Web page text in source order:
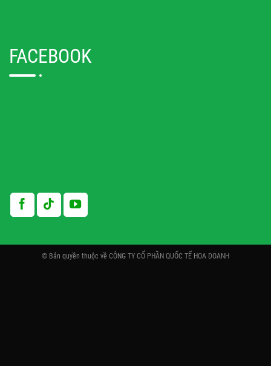
FACEBOOK
© Bản quyền thuộc về CÔNG TY CỔ PHẦN QUỐC TẾ HOA DOANH